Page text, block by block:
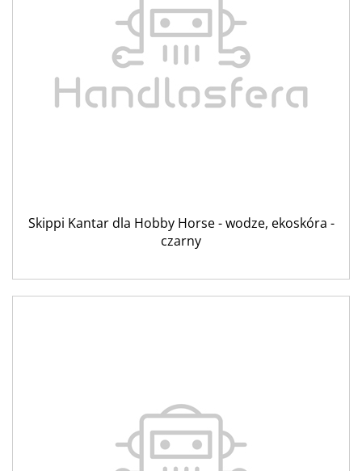
Skippi Kantar dla Hobby Horse - wodze, ekoskóra -
czarny